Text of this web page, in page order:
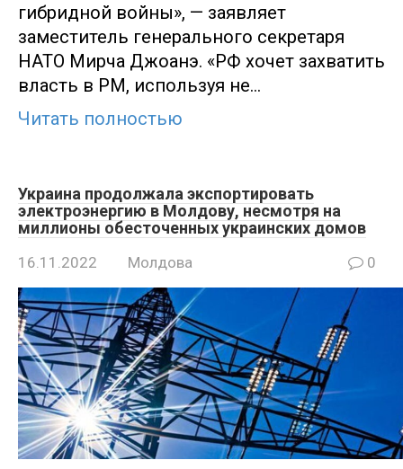
гибридной войны», — заявляет
заместитель генерального секретаря
НАТО Мирча Джоанэ. «РФ хочет захватить
власть в РМ, используя не…
Читать полностью
Украина продолжала экспортировать
электроэнергию в Молдову, несмотря на
миллионы обесточенных украинских домов
16.11.2022 Молдова 0